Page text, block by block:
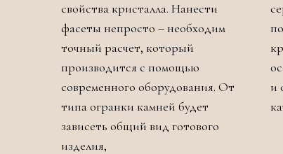
свойства кристалла. Нанести
фасеты непросто – необходим
точный расчет, который
производится с помощью
современного оборудования. От
типа огранки камней будет
зависеть общий вид готового
изделия,
и